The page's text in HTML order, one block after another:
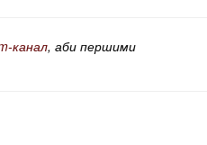
канал, аби першими